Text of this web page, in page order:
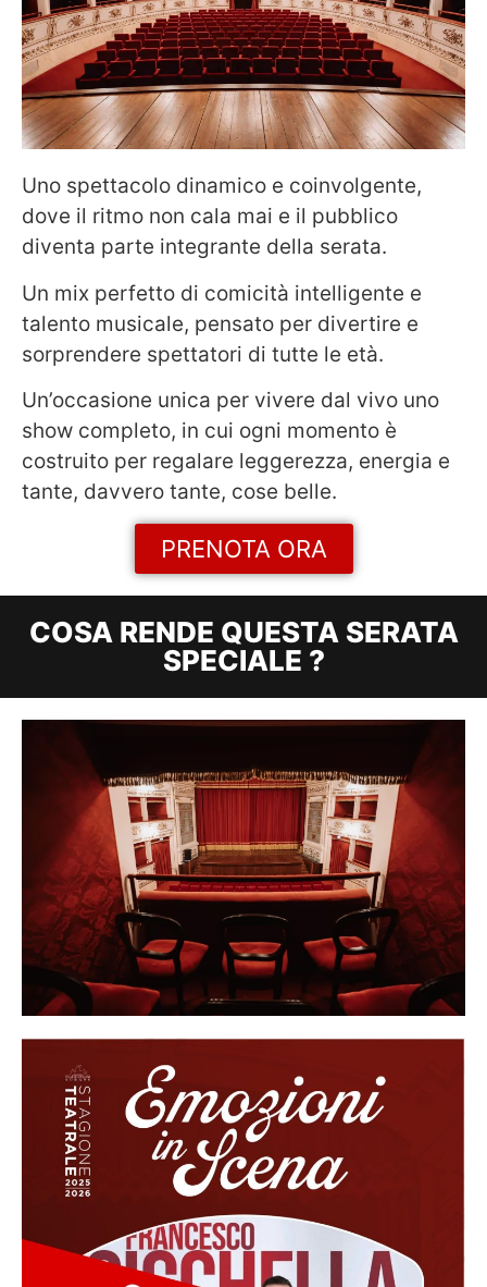
Uno spettacolo dinamico e coinvolgente,
dove il ritmo non cala mai e il pubblico
diventa parte integrante della serata.
Un mix perfetto di comicità intelligente e
talento musicale, pensato per divertire e
sorprendere spettatori di tutte le età.
Un’occasione unica per vivere dal vivo uno
show completo, in cui ogni momento è
costruito per regalare leggerezza, energia e
tante, davvero tante, cose belle.
PRENOTA ORA
COSA RENDE QUESTA SERATA
SPECIALE ?